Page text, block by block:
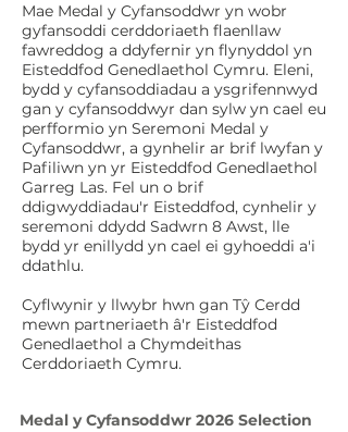
Mae Medal y Cyfansoddwr yn wobr
gyfansoddi cerddoriaeth flaenllaw
fawreddog a ddyfernir yn flynyddol yn
Eisteddfod Genedlaethol Cymru. Eleni,
bydd y cyfansoddiadau a ysgrifennwyd
gan y cyfansoddwyr dan sylw yn cael eu
perfformio yn Seremoni Medal y
Cyfansoddwr, a gynhelir ar brif lwyfan y
Pafiliwn yn yr Eisteddfod Genedlaethol
Garreg Las. Fel un o brif
ddigwyddiadau'r Eisteddfod, cynhelir y
seremoni ddydd Sadwrn 8 Awst, lle
bydd yr enillydd yn cael ei gyhoeddi a'i
ddathlu.
Cyflwynir y llwybr hwn gan Tŷ Cerdd
mewn partneriaeth â'r Eisteddfod
Genedlaethol a Chymdeithas
Cerddoriaeth Cymru.
Medal y Cyfansoddwr 2026 Selection